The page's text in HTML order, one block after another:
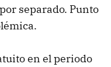
separado. Punto
en el periodo